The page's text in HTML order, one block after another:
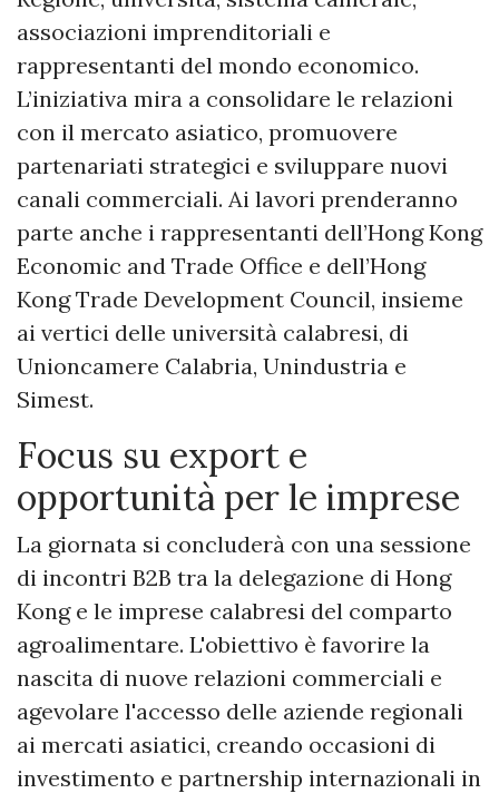
associazioni imprenditoriali e
rappresentanti del mondo economico.
L’iniziativa mira a consolidare le relazioni
con il mercato asiatico, promuovere
partenariati strategici e sviluppare nuovi
canali commerciali. Ai lavori prenderanno
parte anche i rappresentanti dell’Hong Kong
Economic and Trade Office e dell’Hong
Kong Trade Development Council, insieme
ai vertici delle università calabresi, di
Unioncamere Calabria, Unindustria e
Simest.
Focus su export e
opportunità per le imprese
La giornata si concluderà con una sessione
di incontri B2B tra la delegazione di Hong
Kong e le imprese calabresi del comparto
agroalimentare. L'obiettivo è favorire la
nascita di nuove relazioni commerciali e
agevolare l'accesso delle aziende regionali
ai mercati asiatici, creando occasioni di
investimento e partnership internazionali in